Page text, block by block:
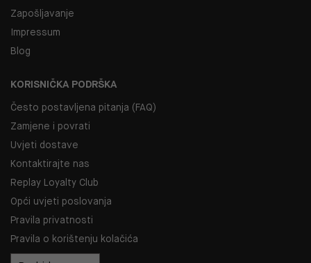
Zapošljavanje
Impressum
Blog
KORISNIČKA PODRŠKA
Često postavljena pitanja (FAQ)
Zamjene i povrati
Uvjeti dostave
Kontaktirajte nas
Replay Loyalty Club
Opći uvjeti poslovanja
Pravila privatnosti
Pravila o korištenju kolačića